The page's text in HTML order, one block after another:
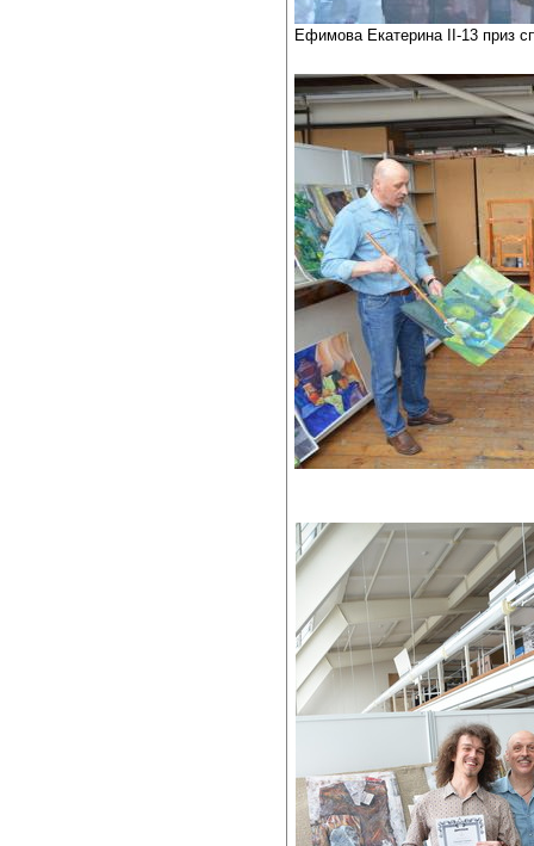
Ефимова Екатерина II-13 приз